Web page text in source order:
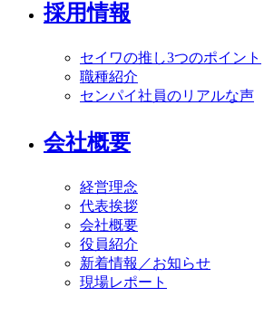
採用情報
セイワの推し3つのポイント
職種紹介
センパイ社員のリアルな声
会社概要
経営理念
代表挨拶
会社概要
役員紹介
新着情報／お知らせ
現場レポート